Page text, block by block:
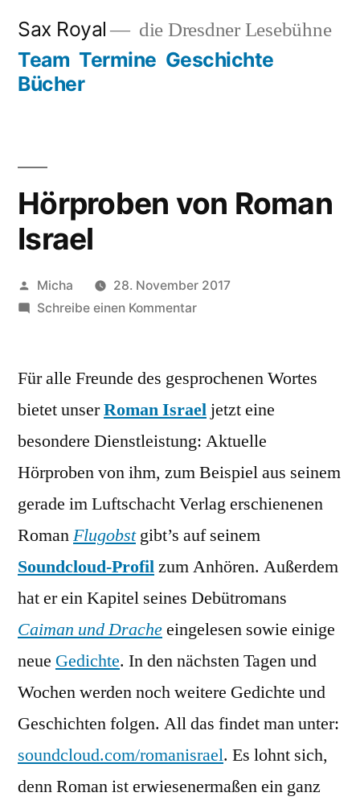
springen
Sax Royal die Dresdner Lesebühne
Team Termine Geschichte
Bücher
Hörproben von Roman
Israel
Veröffentlicht
von
Micha
28. November 2017
Schreibe einen Kommentarzu
Roman
Für alle Freunde des gesprochenen Wortes
bietet unserRoman Israel jetzt eine
besondere Dienstleistung: Aktuelle
Hörproben von ihm, zum Beispiel aus seinem
gerade im Luftschacht Verlag erschienenen
RomanFlugobstgibt’s auf seinem
Soundcloud-Profilzum Anhören. Außerdem
hat er ein Kapitel seines Debütromans
Caiman und Dracheeingelesen sowie einige
neue Gedichte. In den nächsten Tagen und
Wochen werden noch weitere Gedichte und
Geschichten folgen. All das findet man unter:
soundcloud.com/romanisrael. Es lohnt sich,
denn Roman ist erwiesenermaßen ein ganz